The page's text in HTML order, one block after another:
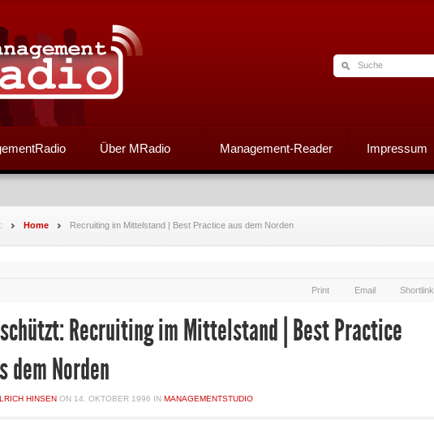
Über MRadio Management-Reader Impressum
Home Recruiting im Mittelstand | Best Practice aus dem Norden
Print Email Shortlink
Recruiting im Mittelstand | Best Practice
dem Norden
HINSEN ON 14. OKTOBER 1996 IN MANAGEMENTSTUDIO